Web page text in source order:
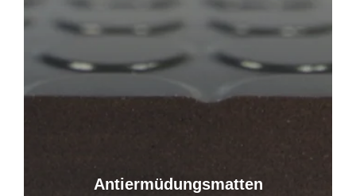
Antiermüdungsmatten